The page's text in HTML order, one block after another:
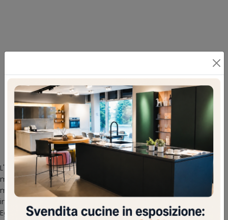
Lampade a sospensione in metallo: il modello
Priddy per interni qui presente ti sta
aspettando
L'universo dell’Illuminazione parla un linguaggio specifico
ma dialoga allo stesso tempo con i mobili di casa,
mixando le qualità pratiche con quelle estetiche. Non
impone scelte di stile: Lampada a sospensione Priddy di
Eglo in metallo si distingue per eccellenza di materiali e